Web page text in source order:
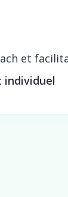
et
individuel